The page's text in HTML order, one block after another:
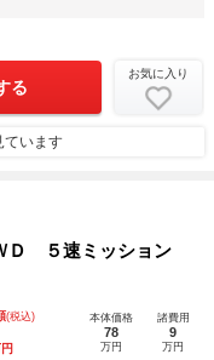
る
お気に入り
ています
Ｄ ５速ミッション
(税込) 本体価格
78
万円
諸費用
9
万円